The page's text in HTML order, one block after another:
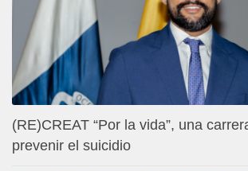
(RE)CREAT “Por la vida”, una
prevenir el suicidio